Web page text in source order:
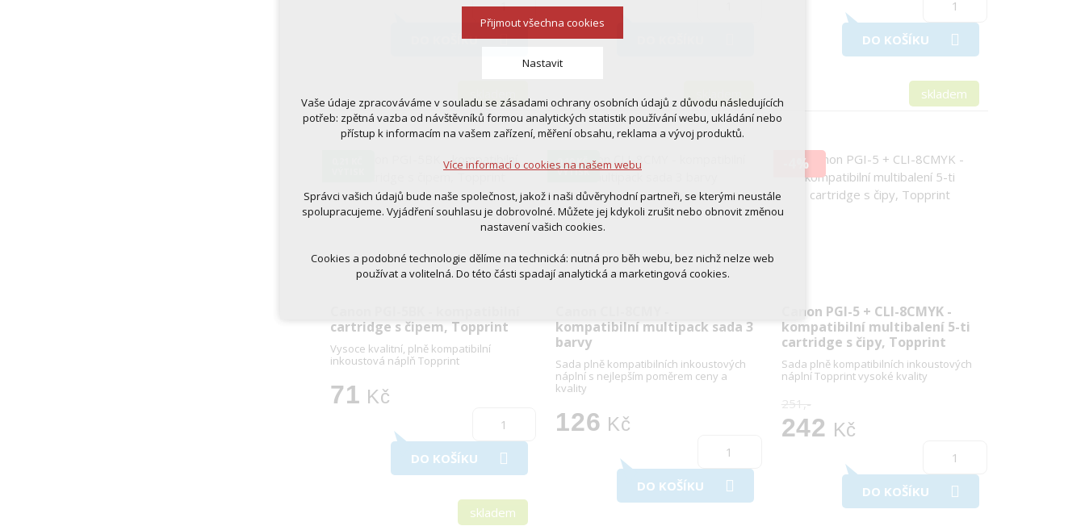
DO KOŠÍKU DO KOŠÍKU
skladem
cartridge s čipem, Topprint
Vysoce kvalitní, plně kompatibilní
inkoustová náplň Topprint
71 Kč
DO KOŠÍKU
skladem
0,10 KČ
VÝTISK
kompatibilní multipack sada 3
barvy
Sada plně kompatibilních inkoustových
náplní s nejlepším poměrem ceny a
kvality
126 Kč
DO KOŠÍKU
-4%
Canon PGI-5 + CLI-8CMYK -
kompatibilní multibalení 5-ti
cartridge s čipy, Topprint
Sada plně kompatibilních inkoustových
náplní Topprint vysoké kvality
251,-
242 Kč
DO KOŠÍKU
Přijmout všechna cookies
Nastavit
Technická cookies
nutná pro provozování webu
udržení kontextu stránek (session): případná přihlášení, volby jazyka, apod.
analytická pro anonymizované vyhodnocení návštěvnosti
marketingová cookies (Google, Ecomail, Sklik, Smartsupp, Heureka)
Více informací o cookies na našem webu
Odmítnout vše
Vaše údaje zpracováváme v souladu se zásadami ochrany osobních údajů z důvodu následujících
potřeb: zpětná vazba od návštěvníků formou analytických statistik používání webu, ukládání nebo
přístup k informacím na vašem zařízení, měření obsahu, reklama a vývoj produktů.
Více informací o cookies na našem webu
Správci vašich údajů bude naše společnost, jakož i naši důvěryhodní partneři, se kterými neustále
spolupracujeme. Vyjádření souhlasu je dobrovolné. Můžete jej kdykoli zrušit nebo obnovit změnou
nastavení vašich cookies.
Cookies a podobné technologie dělíme na technická: nutná pro běh webu, bez nichž nelze web
používat a volitelná. Do této části spadají analytická a marketingová cookies.